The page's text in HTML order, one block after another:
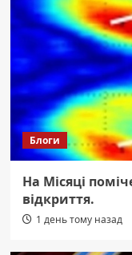
Блоги
На Місяці
відкриття.
1 день тому назад